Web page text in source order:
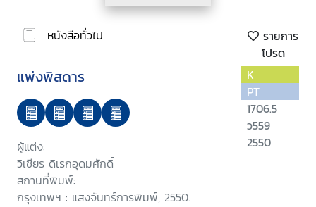
หนังสือทั่วไป
รายการ
โปรด
แพ่งพิสดาร
ผู้แต่ง:
วิเชียร ดิเรกอุดมศักดิ์
สถานที่พิมพ์:
กรุงเทพฯ : แสงจันทร์การพิมพ์, 2550.
K
PT
1706.5
ว559
2550